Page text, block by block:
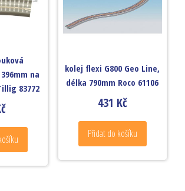
na
83772
kolej flexi G800 Geo Line,
délka 790mm Roco 61106
431 Kč
Přidat do košíku